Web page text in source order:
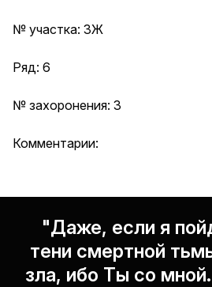
№ участка: 3Ж
Ряд: 6
№ захоронения: 3
Комментарии:
"Даже, если я
тени смертной
зла, ибо Ты со